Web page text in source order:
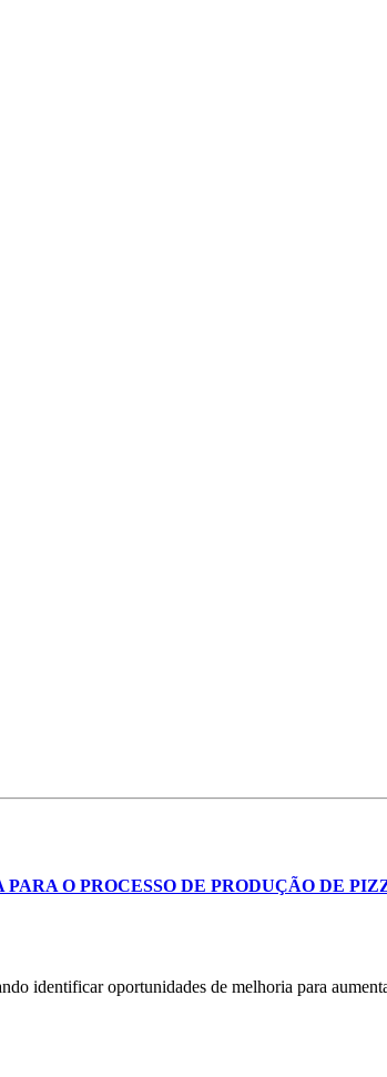
O PROCESSO DE PRODUÇÃO DE
identificar oportunidades de melhoria para